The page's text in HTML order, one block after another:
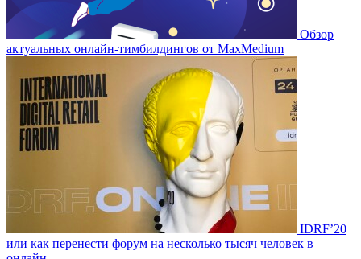
Обзор
актуальных онлайн-тимбилдингов от MaxMedium
IDRF’20
или как перенести форум на несколько тысяч человек в